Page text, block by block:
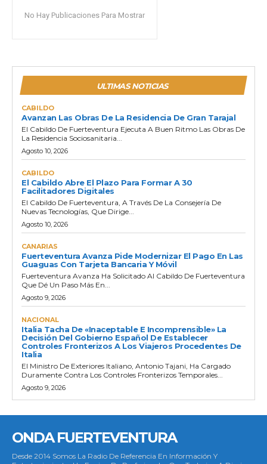
No Hay Publicaciones Para Mostrar
ULTIMAS NOTICIAS
CABILDO
Avanzan Las Obras De La Residencia De Gran Tarajal
El Cabildo De Fuerteventura Ejecuta A Buen Ritmo Las Obras De
La Residencia Sociosanitaria...
Agosto 10, 2026
CABILDO
El Cabildo Abre El Plazo Para Formar A 30
Facilitadores Digitales
El Cabildo De Fuerteventura, A Través De La Consejería De
Nuevas Tecnologías, Que Dirige...
Agosto 10, 2026
CANARIAS
Fuerteventura Avanza Pide Modernizar El Pago En Las
Guaguas Con Tarjeta Bancaria Y Móvil
Fuerteventura Avanza Ha Solicitado Al Cabildo De Fuerteventura
Que Dé Un Paso Más En...
Agosto 9, 2026
NACIONAL
Italia Tacha De «inaceptable E Incomprensible» La
Decisión Del Gobierno Español De Establecer
Controles Fronterizos A Los Viajeros Procedentes De
Italia
El Ministro De Exteriores Italiano, Antonio Tajani, Ha Cargado
Duramente Contra Los Controles Fronterizos Temporales...
Agosto 9, 2026
ONDA FUERTEVENTURA
Desde 2014 Somos La Radio De Referencia En Información Y